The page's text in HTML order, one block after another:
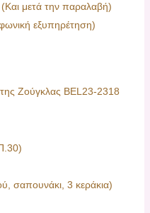
μετά την παραλαβή)
εξυπηρέτηση)
Ζούγκλας ΒEL23-2318
σαπουνάκι, 3 κεράκια)